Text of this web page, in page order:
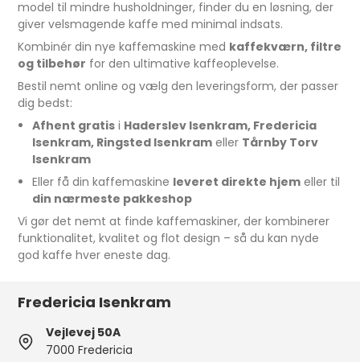
model til mindre husholdninger, finder du en løsning, der
giver velsmagende kaffe med minimal indsats.
Kombinér din nye kaffemaskine med kaffekværn, filtre
og tilbehør for den ultimative kaffeoplevelse.
Bestil nemt online og vælg den leveringsform, der passer
dig bedst:
Afhent gratisi Haderslev Isenkram, Fredericia
Isenkram, Ringsted Isenkrameller Tårnby Torv
Isenkram
Eller få din kaffemaskine leveret direkte hjemeller til
din nærmeste pakkeshop
Vi gør det nemt at finde kaffemaskiner, der kombinerer
funktionalitet, kvalitet og flot design – så du kan nyde
god kaffe hver eneste dag.
Fredericia Isenkram
Vejlevej 50A
7000 Fredericia